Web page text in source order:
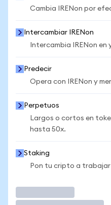
Cambia IRENon por
Intercambiar IRENon
Intercambia IRENon en
Predecir
Opera con IRENon y
Perpetuos
Largos o cortos en
hasta 50x.
Staking
Pon tu cripto a